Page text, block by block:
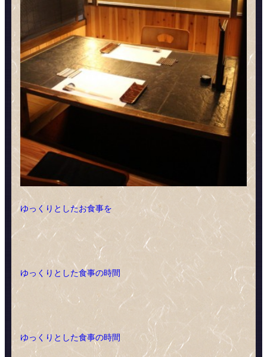
ゆっくりとしたお食事を
ゆっくりとした食事の時間
ゆっくりとした食事の時間